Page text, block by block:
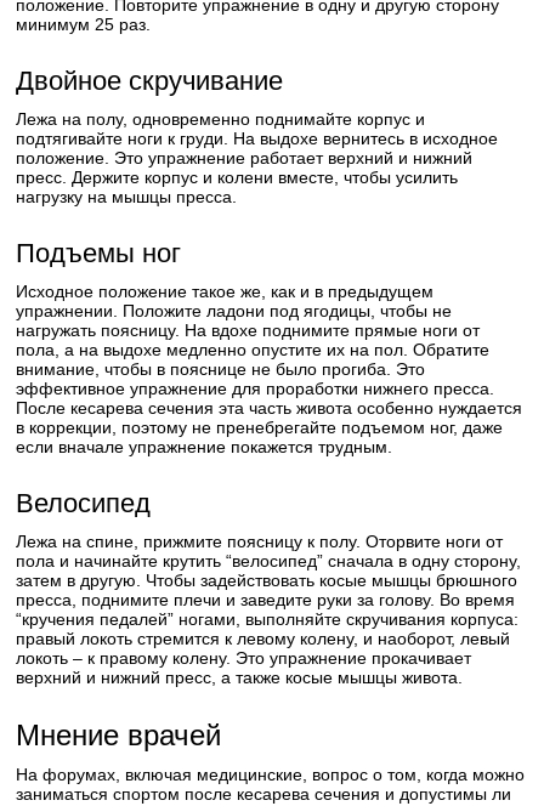
положение. Повторите упражнение в одну и другую сторону
минимум 25 раз.
Двойное скручивание
Лежа на полу, одновременно поднимайте корпус и
подтягивайте ноги к груди. На выдохе вернитесь в исходное
положение. Это упражнение работает верхний и нижний
пресс. Держите корпус и колени вместе, чтобы усилить
нагрузку на мышцы пресса.
Подъемы ног
Исходное положение такое же, как и в предыдущем
упражнении. Положите ладони под ягодицы, чтобы не
нагружать поясницу. На вдохе поднимите прямые ноги от
пола, а на выдохе медленно опустите их на пол. Обратите
внимание, чтобы в пояснице не было прогиба. Это
эффективное упражнение для проработки нижнего пресса.
После кесарева сечения эта часть живота особенно нуждается
в коррекции, поэтому не пренебрегайте подъемом ног, даже
если вначале упражнение покажется трудным.
Велосипед
Лежа на спине, прижмите поясницу к полу. Оторвите ноги от
пола и начинайте крутить “велосипед” сначала в одну сторону,
затем в другую. Чтобы задействовать косые мышцы брюшного
пресса, поднимите плечи и заведите руки за голову. Во время
“кручения педалей” ногами, выполняйте скручивания корпуса:
правый локоть стремится к левому колену, и наоборот, левый
локоть – к правому колену. Это упражнение прокачивает
верхний и нижний пресс, а также косые мышцы живота.
Мнение врачей
На форумах, включая медицинские, вопрос о том, когда можно
заниматься спортом после кесарева сечения и допустимы ли